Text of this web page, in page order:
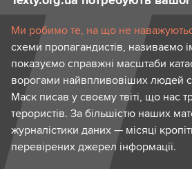
Ми робимо те, на що не
схеми пропагандистів, називаємо
показуємо справжні масштаби
ворогами найвпливовіших людей
Маск писав у своєму твіті, що нас
терористів. За більшістю наших
журналістики даних — місяці
перевірених джерел інформації.